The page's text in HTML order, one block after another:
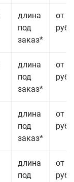
длина
под
заказ*
от
руб.
длина
под
заказ*
от
руб.
длина
под
заказ*
от
руб.
длина
под
от
руб.